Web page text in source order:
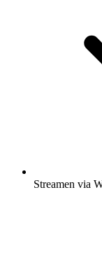
Streamen via